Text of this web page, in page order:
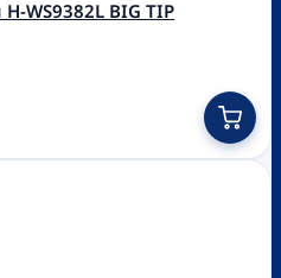
H-WS9382L BIG TIP